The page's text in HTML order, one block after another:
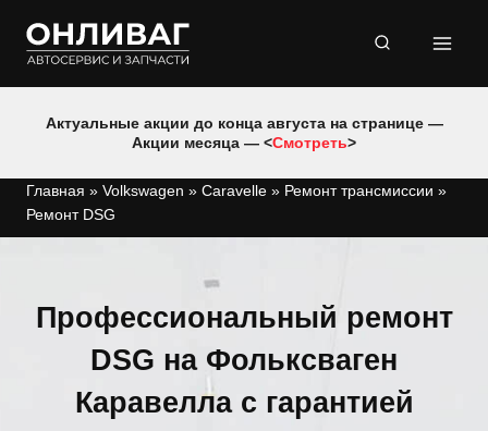
содержимому
Актуальные акции до конца августа на странице —
Акции месяца — <Смотреть>
Главная » Volkswagen » Caravelle » Ремонт трансмиссии »
Ремонт DSG
Профессиональный ремонт
DSG на Фольксваген
Каравелла с гарантией